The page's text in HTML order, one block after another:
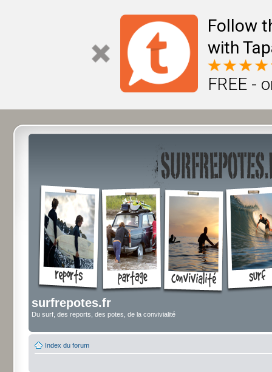
Follow
with
FREE -
surfrepotes.fr
Du surf, des reports, des potes, de la convivialité
Index du forum